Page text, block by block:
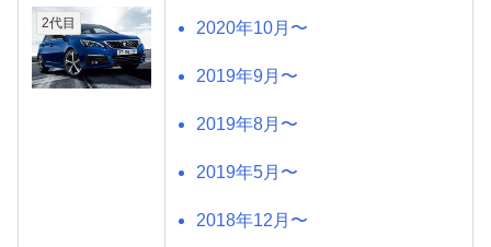
2代目 2020年10月〜
2019年9月〜
2019年8月〜
2019年5月〜
2018年12月〜